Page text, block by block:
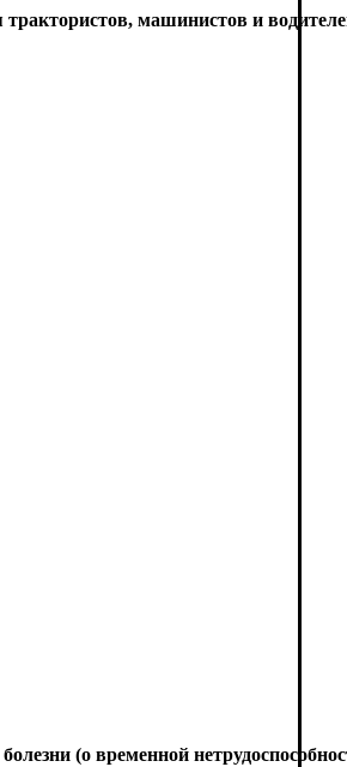
машинистов и
(о временной